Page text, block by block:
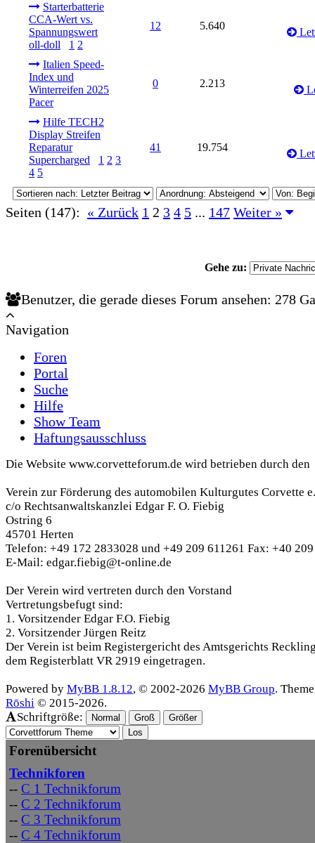
Starterbatterie
CCA-Wert vs.
Spannungswert
oll-doll
1 2
12 5.640
Italien Speed-
Index und
Winterreifen 2025
Pacer
0 2.213
Hilfe TECH2
Display Streifen
Reparatur
Supercharged
1 2 3
4 5
41 19.754
Seiten (147): « Zurück 1 2 3 4 5 ... 147 Weiter »
Gehe zu:
Benutzer, die gerade dieses Forum ansehen: 278
Navigation
Foren
Portal
Suche
Hilfe
Show Team
Haftungsausschluss
Die Website www.corvetteforum.de wird betrieben durch den
Verein zur Förderung des automobilen Kulturgutes Corvette
c/o Rechtsanwaltskanzlei Edgar F. O. Fiebig
Ostring 6
45701 Herten
Telefon: +49 172 2833028 und +49 209 611261 Fax: +40
E-Mail: edgar.fiebig@t-online.de
Der Verein wird vertreten durch den Vorstand
Vertretungsbefugt sind:
1. Vorsitzender Edgar F.O. Fiebig
2. Vorsitzender Jürgen Reitz
Der Verein ist beim Registergericht des Amtsgerichts
dem Registerblatt VR 2919 eingetragen.
Powered by MyBB 1.8.12, © 2002-2026 MyBB Group.
Rōshi © 2015-2026.
Schriftgröße:
Normal Groß Größer
Forenübersicht
Technikforen
-- C 1 Technikforum
-- C 2 Technikforum
-- C 3 Technikforum
-- C 4 Technikforum